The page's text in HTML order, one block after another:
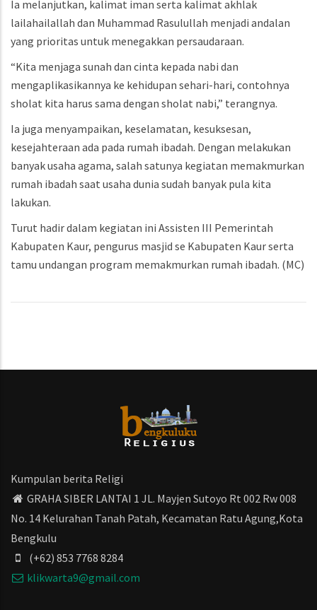
Ia melanjutkan, kalimat iman serta kalimat akhlak
lailahailallah dan Muhammad Rasulullah menjadi andalan
yang prioritas untuk menegakkan persaudaraan.
“Kita menjaga sunah dan cinta kepada nabi dan
mengaplikasikannya ke kehidupan sehari-hari, contohnya
sholat kita harus sama dengan sholat nabi,” terangnya.
Ia juga menyampaikan, keselamatan, kesuksesan,
kesejahteraan ada pada rumah ibadah. Dengan melakukan
banyak usaha agama, salah satunya kegiatan memakmurkan
rumah ibadah saat usaha dunia sudah banyak pula kita
lakukan.
Turut hadir dalam kegiatan ini Assisten III Pemerintah
Kabupaten Kaur, pengurus masjid se Kabupaten Kaur serta
tamu undangan program memakmurkan rumah ibadah. (MC)
Kumpulan berita Religi
GRAHA SIBER LANTAI 1 JL. Mayjen Sutoyo Rt 002 Rw 008
No. 14 Kelurahan Tanah Patah, Kecamatan Ratu Agung,Kota
Bengkulu
(+62) 853 7768 8284
klikwarta9@gmail.com